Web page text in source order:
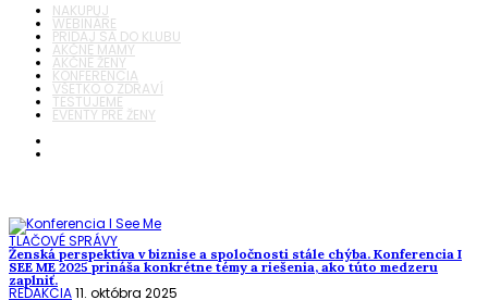
NAKUPUJ
WEBINÁRE
PRIDAJ SA DO KLUBU
AKČNÉ MAMY
AKČNÉ ŽENY
KONFERENCIA
VŠETKO O ZDRAVÍ
TESTUJEME
EVENTY PRE ŽENY
TLAČOVÉ SPRÁVY
Ženská perspektíva v biznise a spoločnosti stále chýba. Konferencia I
SEE ME 2025 prináša konkrétne témy a riešenia, ako túto medzeru
zaplniť.
REDAKCIA11. októbra 2025